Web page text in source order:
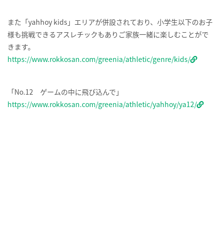
また「yahhoy kids」エリアが併設されており、小学生以下のお子
様も挑戦できるアスレチックもありご家族一緒に楽しむことがで
きます。
https://www.rokkosan.com/greenia/athletic/genre/kids/
「No.12 ゲームの中に飛び込んで」
https://www.rokkosan.com/greenia/athletic/yahhoy/ya12/